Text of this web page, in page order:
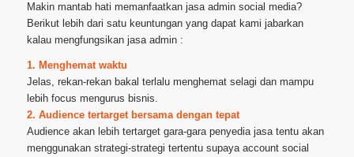
Makin mantab hati memanfaatkan jasa admin social media?
Berikut lebih dari satu keuntungan yang dapat kami jabarkan
kalau mengfungsikan jasa admin :
1. Menghemat waktu
Jelas, rekan-rekan bakal terlalu menghemat selagi dan mampu
lebih focus mengurus bisnis.
2. Audience tertarget bersama dengan tepat
Audience akan lebih tertarget gara-gara penyedia jasa tentu akan
menggunakan strategi-strategi tertentu supaya account social